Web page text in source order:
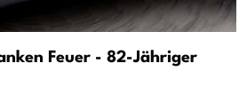
Feuer - 82-Jähriger